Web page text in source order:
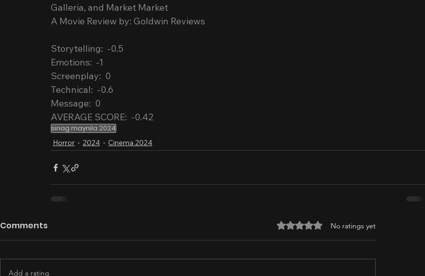
Galleria, and Market Market
A Movie Review by: Goldwin Reviews
Storytelling:  -0.5
Emotions:  -1
Screenplay:  0
Technical:  -0.6
Message:  0
AVERAGE SCORE:  -0.42
sinag maynila 2024
Horror 2024 Cinema 2024
Comments Rated 0 out of 5 stars.
No ratings yet
Add a rating